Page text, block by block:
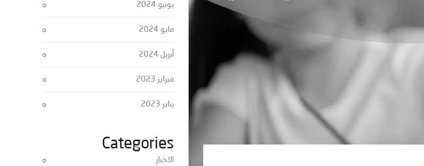
يونيو 2024
مايو 2024
أبريل 2024
فبراير 2023
يناير 2023
Categories
الاخبار